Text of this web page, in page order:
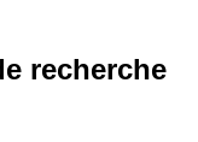
recherche